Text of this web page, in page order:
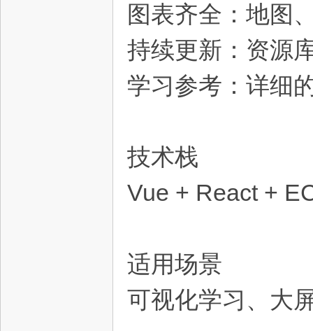
图表齐全：地图
持续更新：资源
学习参考：详细
技术栈
Vue + React +
适用场景
可视化学习、大